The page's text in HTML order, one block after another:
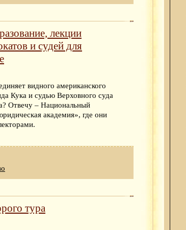
лекции
и судей для
видного американского
Кука и судью Верховного суда
Отвечу – Национальный
академия», где они
тура